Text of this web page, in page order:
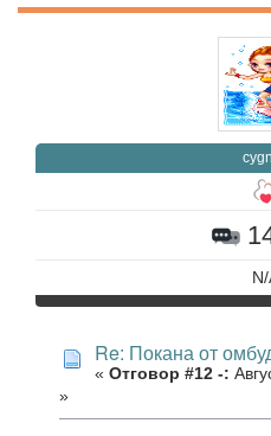
Re: Покана от
« Отговор #12 -:
»